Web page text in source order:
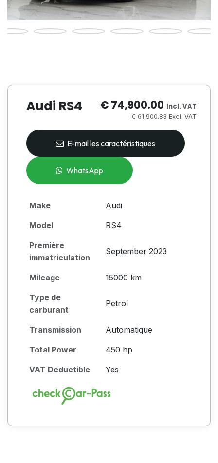
Audi RS4 € 74,900.00 Incl. VAT
€ 61,900.83 Excl. VAT
E-mail les caractéristiques
WhatsApp
Make Audi
Model RS4
Première
immatriculation
September 2023
Mileage 15000 km
Type de
carburant
Petrol
Transmission Automatique
Total Power 450 hp
VAT Deductible Yes